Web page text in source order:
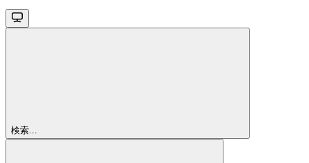
検索...